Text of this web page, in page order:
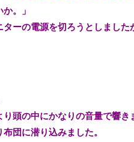
。」
ーの電源を切ろうとしまし
頭の中にかなりの音量で響き
団に潜り込みました。